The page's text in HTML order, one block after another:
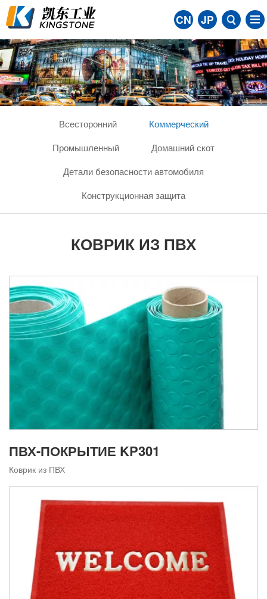
CN JP
Всесторонний
Коммерческий
Промышленный
Домашний скот
Детали безопасности автомобиля
Конструкционная защита
КОВРИК ИЗ ПВХ
ПВХ-ПОКРЫТИЕ KP301
Коврик из ПВХ